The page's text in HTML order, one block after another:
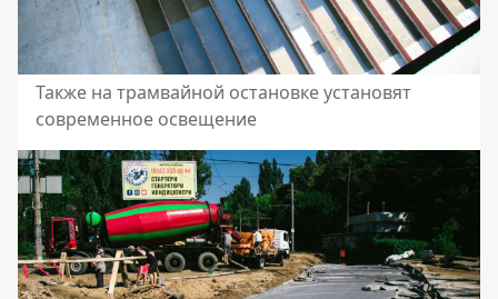
Также на трамвайной остановке установят
современное освещение